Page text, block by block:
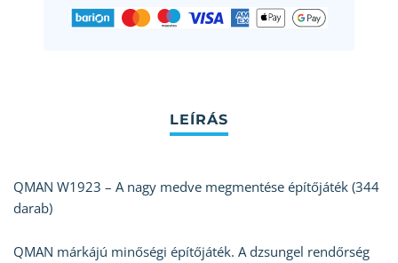
QMAN W1923 – A nagy medve megmentése építőjáték (344
darab)
QMAN márkájú minőségi építőjáték. A dzsungel rendőrség